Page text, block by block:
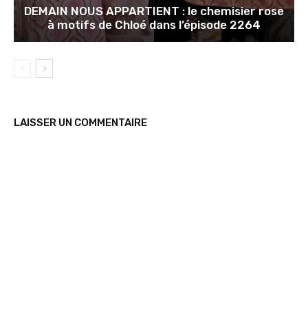
DEMAIN NOUS APPARTIENT : le chemisier rose
à motifs de Chloé dans l’épisode 2264
LAISSER UN COMMENTAIRE